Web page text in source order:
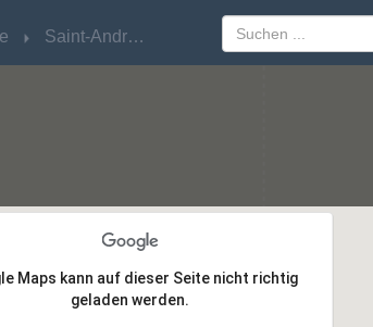
Saint-André-de-Messei
Maps kann auf dieser Seite nicht richtig
geladen werden.
Maps kann auf dieser Seite nicht richtig
geladen werden.
Saint-André-de-Messei